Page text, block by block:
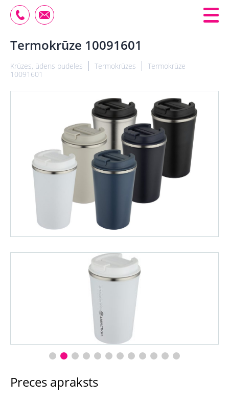
Termokrūze 10091601
Krūzes, ūdens pudeles Termokrūzes
Termokrūze
10091601
Preces apraksts